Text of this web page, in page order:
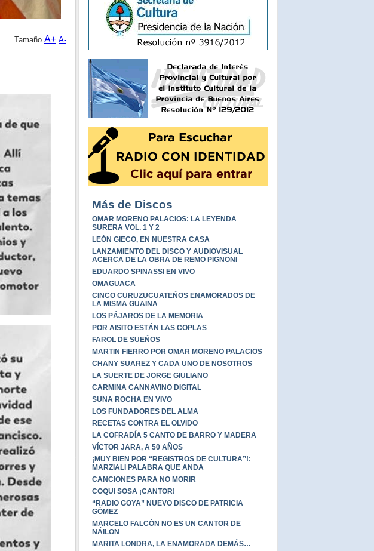
Tamaño A+ A-
Más de Discos
OMAR MORENO PALACIOS: LA LEYENDA
SURERA VOL. 1 Y 2
LEÓN GIECO, EN NUESTRA CASA
LANZAMIENTO DEL DISCO Y AUDIOVISUAL
ACERCA DE LA OBRA DE REMO PIGNONI
EDUARDO SPINASSI EN VIVO
OMAGUACA
CINCO CURUZUCUATEÑOS ENAMORADOS DE
LA MISMA GUAINA
LOS PÁJAROS DE LA MEMORIA
POR AISITO ESTÁN LAS COPLAS
FAROL DE SUEÑOS
MARTIN FIERRO POR OMAR MORENO PALACIOS
CHANY SUAREZ Y CADA UNO DE NOSOTROS
LA SUERTE DE JORGE GIULIANO
CARMINA CANNAVINO DIGITAL
SUNA ROCHA EN VIVO
LOS FUNDADORES DEL ALMA
RECETAS CONTRA EL OLVIDO
LA COFRADÍA 5 CANTO DE BARRO Y MADERA
VÍCTOR JARA, A 50 AÑOS
¡MUY BIEN POR “REGISTROS DE CULTURA”!:
MARZIALI PALABRA QUE ANDA
CANCIONES PARA NO MORIR
COQUI SOSA ¡CANTOR!
“RADIO GOYA” NUEVO DISCO DE PATRICIA
GÓMEZ
MARCELO FALCÓN NO ES UN CANTOR DE
NÁILON
MARITA LONDRA, LA ENAMORADA DEMÁS…